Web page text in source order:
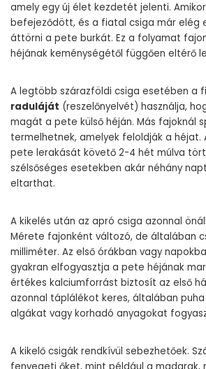
amely egy új élet kezdetét jelenti.
befejeződött, és a fiatal csiga már elég
áttörni a pete burkát. Ez a folyamat
héjának keménységétől függően eltérő
A legtöbb szárazföldi csiga esetében a
raduláját (reszelőnyelvét) használja,
magát a pete külső héján. Más fajoknál
termelhetnek, amelyek feloldják a héjat.
pete lerakását követő 2-4 hét múlva
szélsőséges esetekben akár néhány
eltarthat.
A kikelés után az apró csiga azonnal
Mérete fajonként változó, de általában
milliméter. Az első órákban vagy
gyakran elfogyasztja a pete héjának
értékes kalciumforrást biztosít az első
azonnal táplálékot keres, általában
algákat vagy korhadó anyagokat
A kikelő csigák rendkívül sebezhetőek.